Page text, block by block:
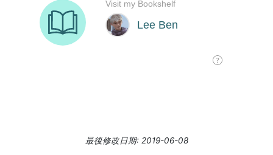
最後修改日期: 2019-06-08